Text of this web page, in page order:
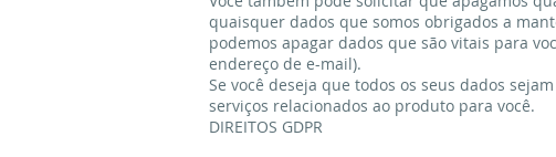
quaisquer dados que somos obrigados a
podemos apagar dados que são vitais para
endereço de e-mail).
Se você deseja que todos os seus dados
serviços relacionados ao produto para você.
DIREITOS GDPR